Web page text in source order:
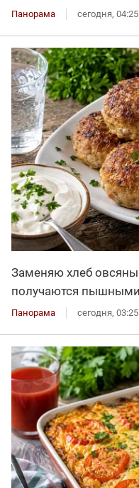
Панорама сегодня, 04:25
Заменяю хлеб
получаются
Панорама сегодня, 03:25